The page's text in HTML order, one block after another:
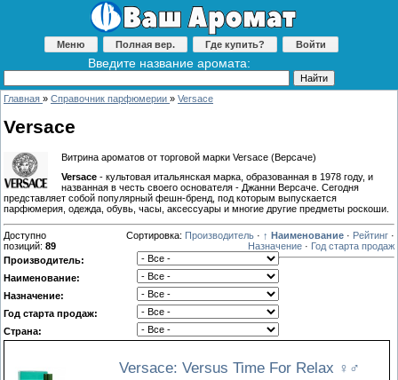
Меню Полная вер. Где купить? Войти
Введите название аромата:
Главная » Справочник парфюмерии » Versace
Versace
Витрина ароматов от торговой марки Versace (Версаче)
Versace - культовая итальянская марка, образованная в 1978 году, и
названная в честь своего основателя - Джанни Версаче. Сегодня
представляет собой популярный фешн-бренд, под которым выпускается
парфюмерия, одежда, обувь, часы, аксессуары и многие другие предметы роскоши.
Доступно
позиций: 89
Сортировка: Производитель · ↑ Наименование · Рейтинг ·
Назначение · Год старта продаж
Производитель:
Наименование:
Назначение:
Год старта продаж:
Страна:
Versace: Versus Time For Relax ♀♂